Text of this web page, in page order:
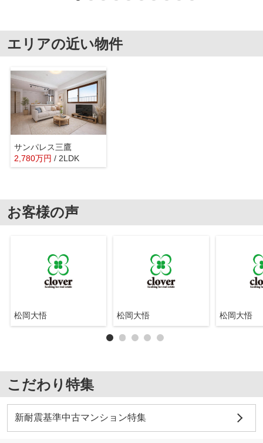
エリアの近い物件
サンパレス三鷹
2,780万円 / 2LDK
お客様の声
松岡大悟 松岡大悟 松岡大悟
こだわり特集
新耐震基準中古マンション特集